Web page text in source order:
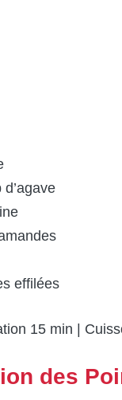
effilées
15 min |
des